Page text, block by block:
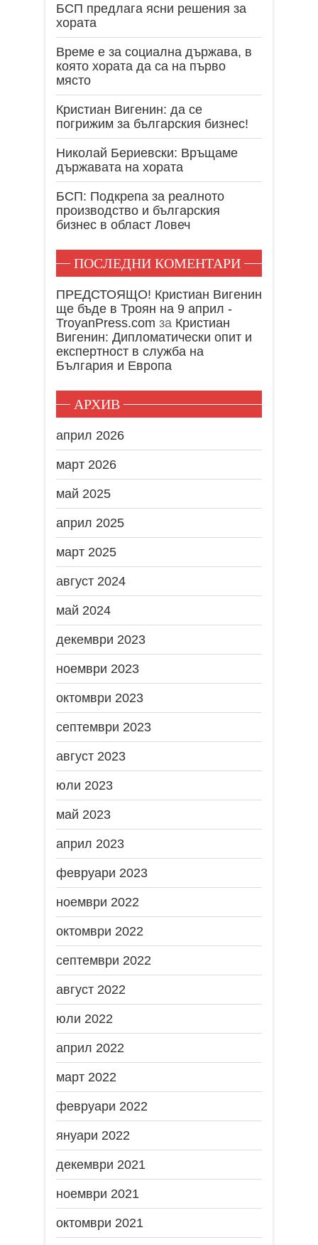
БСП предлага ясни решения за
хората
Време е за социална държава, в
която хората да са на първо
място
Кристиан Вигенин: да се
погрижим за българския бизнес!
Николай Бериевски: Връщаме
държавата на хората
БСП: Подкрепа за реалното
производство и българския
бизнес в област Ловеч
ПОСЛЕДНИ КОМЕНТАРИ
ПРЕДСТОЯЩО! Кристиан Вигенин
ще бъде в Троян на 9 април -
TroyanPress.com за Кристиан
Вигенин: Дипломатически опит и
експертност в служба на
България и Европа
АРХИВ
април 2026
март 2026
май 2025
април 2025
март 2025
август 2024
май 2024
декември 2023
ноември 2023
октомври 2023
септември 2023
август 2023
юли 2023
май 2023
април 2023
февруари 2023
ноември 2022
октомври 2022
септември 2022
август 2022
юли 2022
април 2022
март 2022
февруари 2022
януари 2022
декември 2021
ноември 2021
октомври 2021